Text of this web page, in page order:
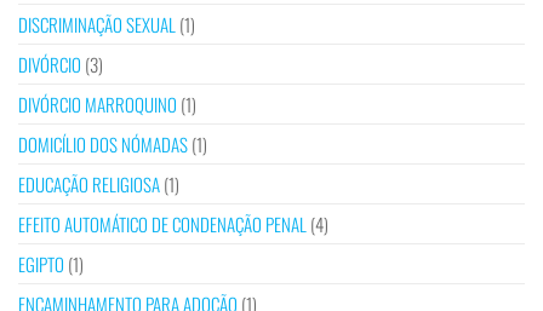
DISCRIMINAÇÃO SEXUAL (1)
DIVÓRCIO (3)
DIVÓRCIO MARROQUINO (1)
DOMICÍLIO DOS NÓMADAS(1)
EDUCAÇÃO RELIGIOSA(1)
EFEITO AUTOMÁTICO DE CONDENAÇÃO PENAL (4)
EGIPTO (1)
ENCAMINHAMENTO PARA ADOÇÃO (1)